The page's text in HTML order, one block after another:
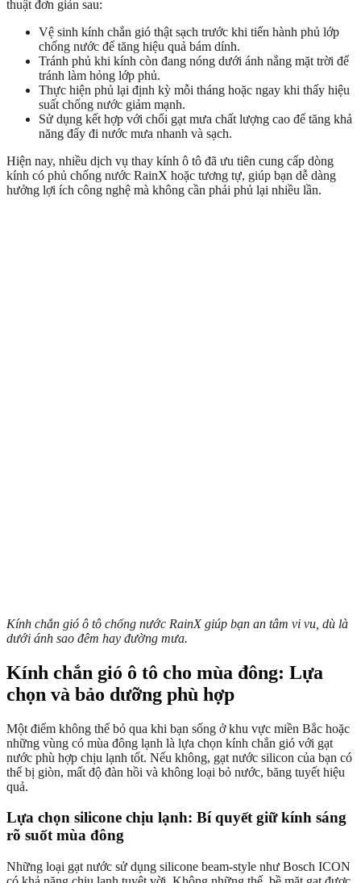
thuật đơn giản sau:
Vệ sinh kính chắn gió thật sạch trước khi tiến hành phủ lớp
chống nước để tăng hiệu quả bám dính.
Tránh phủ khi kính còn đang nóng dưới ánh nắng mặt trời để
tránh làm hỏng lớp phủ.
Thực hiện phủ lại định kỳ mỗi tháng hoặc ngay khi thấy hiệu
suất chống nước giảm mạnh.
Sử dụng kết hợp với chổi gạt mưa chất lượng cao để tăng khả
năng đẩy đi nước mưa nhanh và sạch.
Hiện nay, nhiều dịch vụ thay kính ô tô đã ưu tiên cung cấp dòng
kính có phủ chống nước RainX hoặc tương tự, giúp bạn dễ dàng
hưởng lợi ích công nghệ mà không cần phải phủ lại nhiều lần.
Kính chắn gió ô tô chống nước RainX giúp bạn an tâm vi vu, dù là
dưới ánh sao đêm hay đường mưa.
Kính chắn gió ô tô cho mùa đông: Lựa
chọn và bảo dưỡng phù hợp
Một điểm không thể bỏ qua khi bạn sống ở khu vực miền Bắc hoặc
những vùng có mùa đông lạnh là lựa chọn kính chắn gió với gạt
nước phù hợp chịu lạnh tốt. Nếu không, gạt nước silicon của bạn có
thể bị giòn, mất độ đàn hồi và không loại bỏ nước, băng tuyết hiệu
quả.
Lựa chọn silicone chịu lạnh: Bí quyết giữ kính sáng
rõ suốt mùa đông
Những loại gạt nước sử dụng silicone beam-style như Bosch ICON